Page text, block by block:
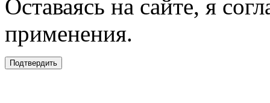
Оставаясь на сайте, я
применения.
Подтвердить